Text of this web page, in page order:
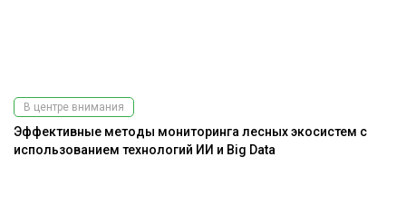
В центре внимания
Эффективные методы мониторинга лесных экосистем с
использованием технологий ИИ и Big Data